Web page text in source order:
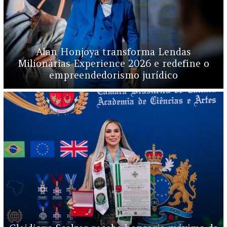
Alan Honjoya transforma Lendas
Milionárias Experience 2026 e redefine o
empreendedorismo jurídico